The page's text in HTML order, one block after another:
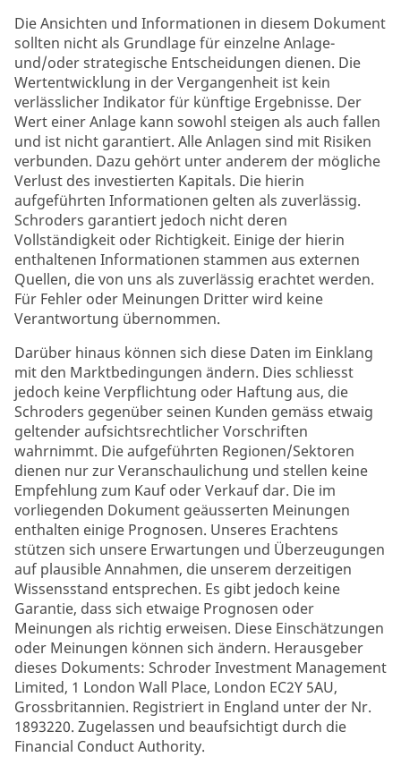
Die Ansichten und Informationen in diesem Dokument
sollten nicht als Grundlage für einzelne Anlage-
und/oder strategische Entscheidungen dienen. Die
Wertentwicklung in der Vergangenheit ist kein
verlässlicher Indikator für künftige Ergebnisse. Der
Wert einer Anlage kann sowohl steigen als auch fallen
und ist nicht garantiert. Alle Anlagen sind mit Risiken
verbunden. Dazu gehört unter anderem der mögliche
Verlust des investierten Kapitals. Die hierin
aufgeführten Informationen gelten als zuverlässig.
Schroders garantiert jedoch nicht deren
Vollständigkeit oder Richtigkeit. Einige der hierin
enthaltenen Informationen stammen aus externen
Quellen, die von uns als zuverlässig erachtet werden.
Für Fehler oder Meinungen Dritter wird keine
Verantwortung übernommen.
Darüber hinaus können sich diese Daten im Einklang
mit den Marktbedingungen ändern. Dies schliesst
jedoch keine Verpflichtung oder Haftung aus, die
Schroders gegenüber seinen Kunden gemäss etwaig
geltender aufsichtsrechtlicher Vorschriften
wahrnimmt. Die aufgeführten Regionen/Sektoren
dienen nur zur Veranschaulichung und stellen keine
Empfehlung zum Kauf oder Verkauf dar. Die im
vorliegenden Dokument geäusserten Meinungen
enthalten einige Prognosen. Unseres Erachtens
stützen sich unsere Erwartungen und Überzeugungen
auf plausible Annahmen, die unserem derzeitigen
Wissensstand entsprechen. Es gibt jedoch keine
Garantie, dass sich etwaige Prognosen oder
Meinungen als richtig erweisen. Diese Einschätzungen
oder Meinungen können sich ändern. Herausgeber
dieses Dokuments: Schroder Investment Management
Limited, 1 London Wall Place, London EC2Y 5AU,
Grossbritannien. Registriert in England unter der Nr.
1893220. Zugelassen und beaufsichtigt durch die
Financial Conduct Authority.